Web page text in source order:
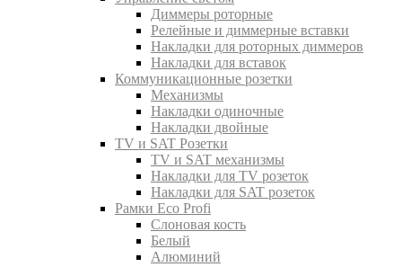
Диммеры роторные
Релейные и диммерные вставки
Накладки для роторных диммеров
Накладки для вставок
Коммуникационные розетки
Механизмы
Накладки одиночные
Накладки двойные
TV и SAT Розетки
TV и SAT механизмы
Накладки для TV розеток
Накладки для SAT розеток
Рамки Eco Profi
Слоновая кость
Белый
Алюминий